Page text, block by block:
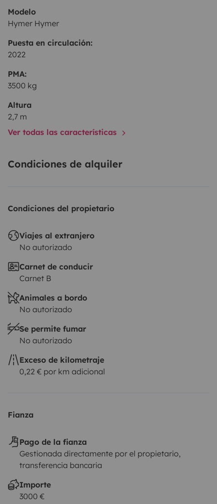
Modelo
Hymer Hymer
Puesta en circulación:
2022
PMA:
3500 kg
Altura
2,7 m
Ver todas las características
Condiciones de alquiler
Condiciones del propietario
Viajes al extranjero
No autorizado
Carnet de conducir
Carnet B
Animales a bordo
No autorizado
Se permite fumar
No autorizado
Exceso de kilometraje
0,22 € por km adicional
Fianza
Pago de la fianza
Gestionada directamente por el propietario,
transferencia bancaria
Importe
3000 €